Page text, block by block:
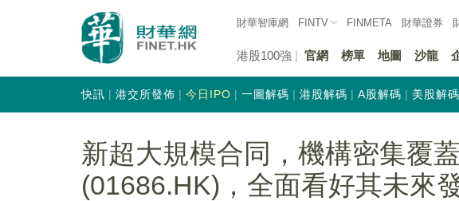
財華智庫網 FINTV FINMETA 財華證券
港股100強 官網 榜單 地圖 沙龍
快訊 港交所發佈 今日IPO 一圖解碼 港股解碼 A股解碼 美股解碼
新超大規模合同，機構密集覆
(01686.HK)，全面看好其未來